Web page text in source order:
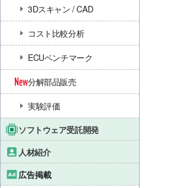
3Dスキャン / CAD
コスト比較分析
ECUベンチマーク
分解部品販売
実験評価
ソフトウェア受託開発
人材紹介
広告掲載